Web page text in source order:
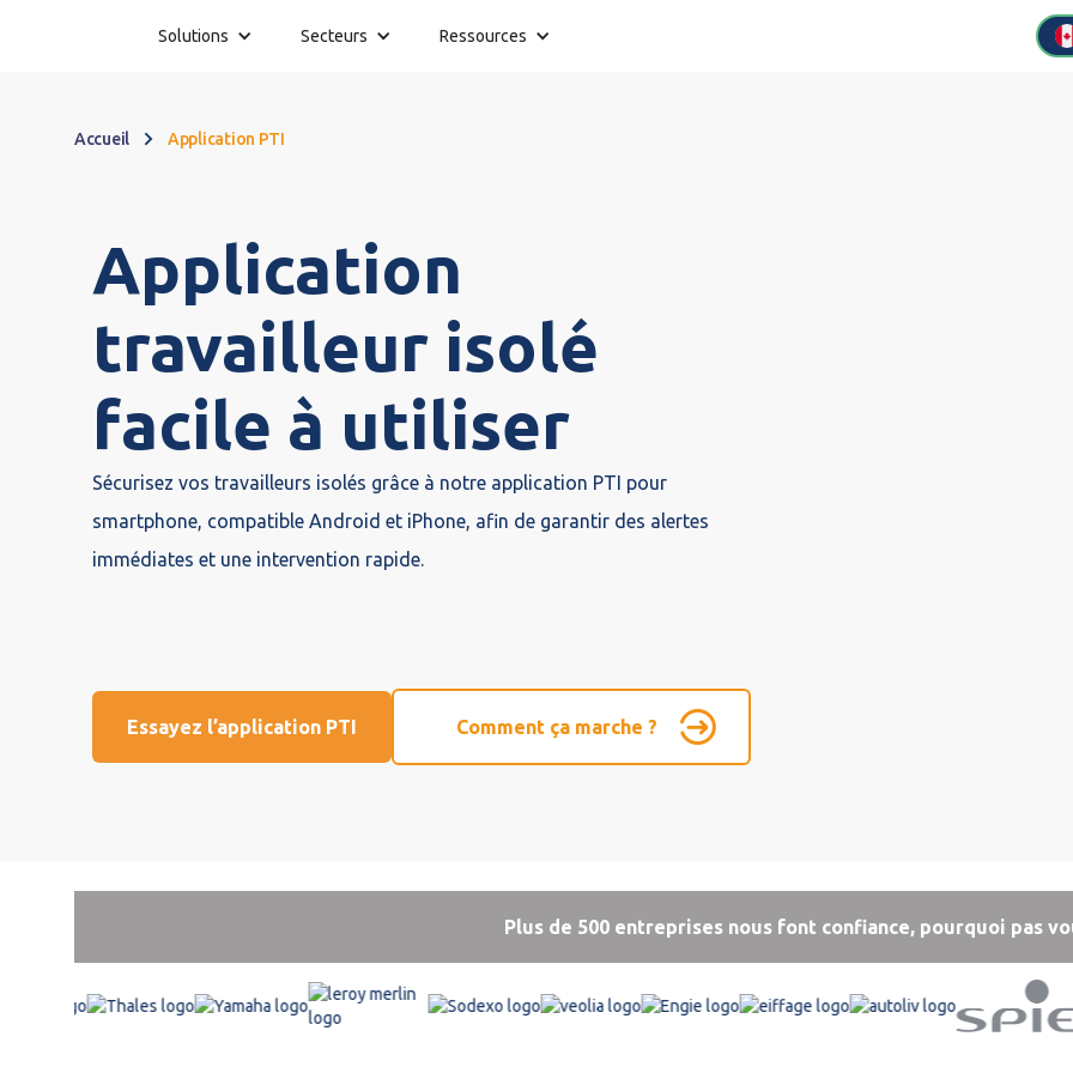
Solutions Secteurs Ressources
Accueil Application PTI
Application
travailleur isolé
facile à utiliser
Sécurisez vos travailleurs isolés grâce à notre application PTI pour
smartphone, compatible Android et iPhone, afin de garantir des alertes
immédiates et une intervention rapide.
Essayez l’application PTI Comment ça marche ?
Plus de 500 entreprises nous font confiance, pourquoi pas